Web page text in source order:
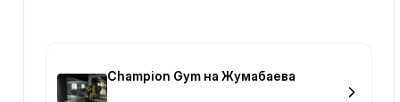
Champion Gym на Жумабаева